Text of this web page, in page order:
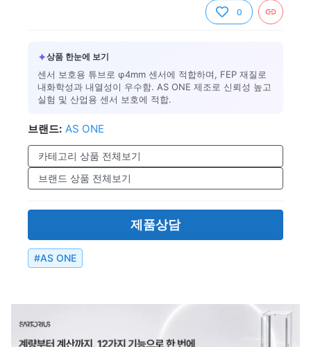
0
✦상품 한눈에 보기
센서 보호용 튜브로 φ4mm 센서에 적합하며, FEP 재질로
내화학성과 내열성이 우수함. AS ONE 제조로 신뢰성 높고
실험 및 산업용 센서 보호에 적합.
브랜드: AS ONE
카테고리 상품 전체보기
브랜드 상품 전체보기
제품상담
#AS ONE